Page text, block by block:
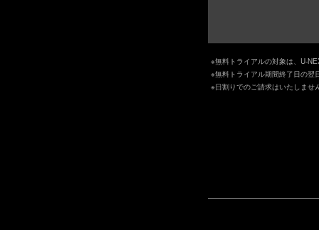
※無料トライアルの対象は、U-
※無料トライアル期間終了日の翌
※日割りでのご請求はいたしません